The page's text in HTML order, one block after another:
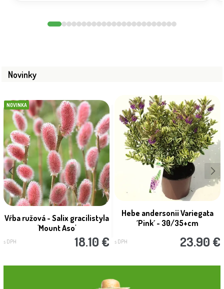
Novinky
NOVINKA
Vŕba ružová - Salix gracilistyla
'Mount Aso'
s DPH 18.10 €
Hebe andersonii Variegata
´Pink´ - 30/35+cm
s DPH 23.90 €